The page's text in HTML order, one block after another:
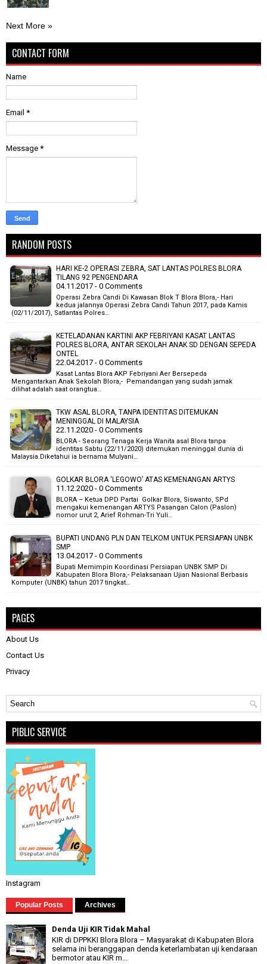
Next More »
CONTACT FORM
Name
Email *
Message *
RANDOM POSTS
HARI KE-2 OPERASI ZEBRA, SAT LANTAS POLRES BLORA
TILANG 92 PENGENDARA
04.11.2017 - 0 Comments
Operasi Zebra Candi Di Kawasan Blok T Blora Blora,- Hari
kedua jalannya Operasi Zebra Candi Tahun 2017, pada Kamis
(02/11/2017), Satlantas Polres…
KETELADANAN KARTINI AKP FEBRIYANI KASAT LANTAS
POLRES BLORA, ANTAR SEKOLAH ANAK SD DENGAN SEPEDA
ONTEL
22.04.2017 - 0 Comments
Kasat Lantas Blora AKP Febriyani Aer Bersepeda
Mengantarkan Anak Sekolah Blora,- Pemandangan yang sudah jamak
dilihat adalah saat orangtua…
TKW ASAL BLORA, TANPA IDENTITAS DITEMUKAN
MENINGGAL DI MALAYSIA
22.11.2020 - 0 Comments
BLORA - Seorang Tenaga Kerja Wanita asal Blora tanpa
identitas Sabtu (22/11/2020) ditemukan meninggal dunia di
Malaysia.Diketahui ia bernama Mulyani…
GOLKAR BLORA ‘LEGOWO’ ATAS KEMENANGAN ARTYS
11.12.2020 - 0 Comments
BLORA – Ketua DPD Partai Golkar Blora, Siswanto, SPd
mengakui kemenangan ARTYS Pasangan Calon (Paslon)
nomor urut 2, Arief Rohman-Tri Yuli…
BUPATI UNDANG PLN DAN TELKOM UNTUK PERSIAPAN UNBK
SMP
13.04.2017 - 0 Comments
Bupati Memimpin Koordinasi Persiapan UNBK SMP Di
Kabupaten Blora Blora,- Pelaksanaan Ujian Nasional Berbasis
Komputer (UNBK) tahun 2017 tingkat…
PAGES
About Us
Contact Us
Privacy
PIBLIC SERVICE
Instagram
Popular Posts Archives
Denda Uji KIR Tidak Mahal
KIR di DPPKKI Blora Blora – Masyarakat di Kabupaten Blora
selama ini beranggapan denda keterlambatan uji kendaraan
bermotor atau KIR m...